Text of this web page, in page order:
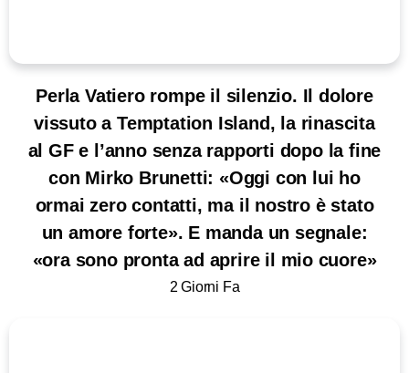
Perla Vatiero rompe il silenzio. Il dolore
vissuto a Temptation Island, la rinascita
al GF e l’anno senza rapporti dopo la fine
con Mirko Brunetti: «Oggi con lui ho
ormai zero contatti, ma il nostro è stato
un amore forte». E manda un segnale:
«ora sono pronta ad aprire il mio cuore»
2 Giorni Fa